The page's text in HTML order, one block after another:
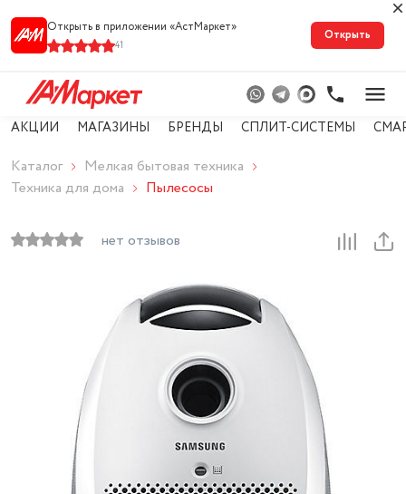
Открыть в приложении «АстМарке‪т‬»
41
Открыть
АКЦИИ МАГАЗИНЫ БРЕНДЫ СПЛИТ-СИСТЕМЫ
Каталог
Мелкая бытовая техника
Техника для дома
Пылесосы
нет отзывов